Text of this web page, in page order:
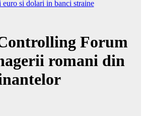
Forum
romani din